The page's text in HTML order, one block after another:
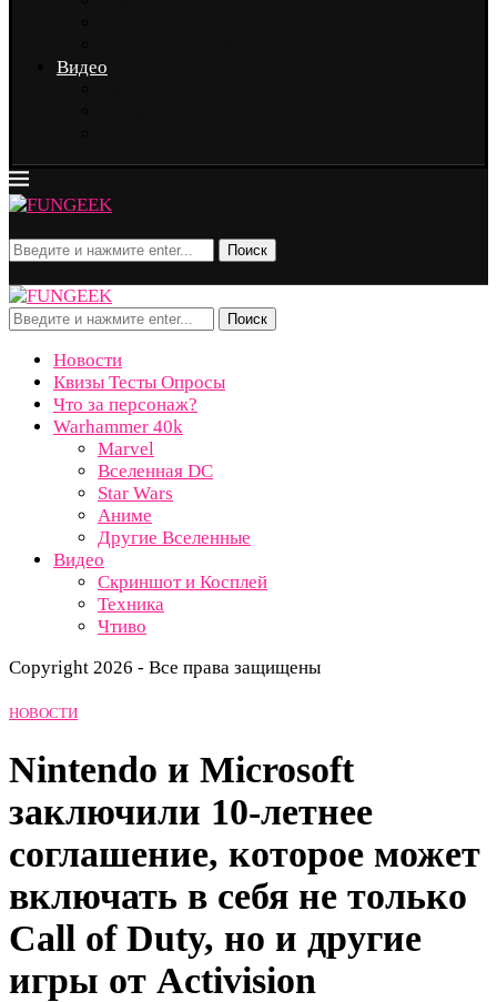
Видео
Поиск
Поиск
Новости
Квизы Тесты Опросы
Что за персонаж?
Warhammer 40k
Marvel
Вселенная DC
Star Wars
Аниме
Другие Вселенные
Видео
Скриншот и Косплей
Техника
Чтиво
Copyright 2026 - Все права защищены
НОВОСТИ
Nintendo и Microsoft
заключили 10-летнее
соглашение, которое может
включать в себя не только
Call of Duty, но и другие
игры от Activision